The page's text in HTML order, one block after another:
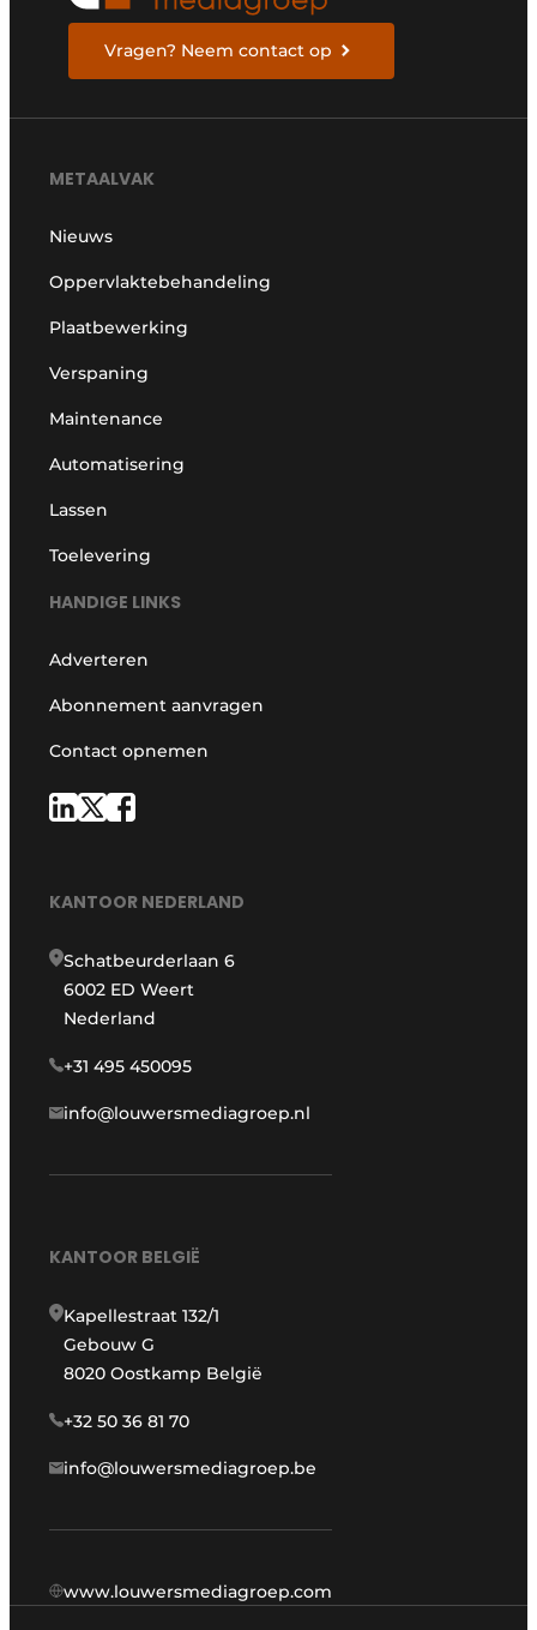
Vragen? Neem contact op
METAALVAK
Nieuws
Oppervlaktebehandeling
Plaatbewerking
Verspaning
Maintenance
Automatisering
Lassen
Toelevering
HANDIGE LINKS
Adverteren
Abonnement aanvragen
Contact opnemen
KANTOOR NEDERLAND
Schatbeurderlaan 6
6002 ED Weert
Nederland
+31 495 450095
info@louwersmediagroep.nl
KANTOOR BELGIË
Kapellestraat 132/1
Gebouw G
8020 Oostkamp België
+32 50 36 81 70
info@louwersmediagroep.be
www.louwersmediagroep.com